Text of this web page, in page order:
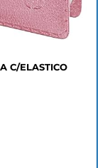
C/ELASTICO